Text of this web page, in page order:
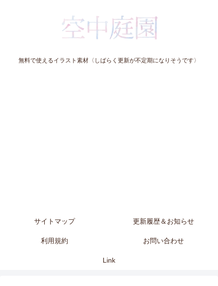
無料で使えるイラスト素材〈しばらく更新が不定期になりそうです〉
サイトマップ 更新履歴＆お知らせ
利用規約 お問い合わせ
Link